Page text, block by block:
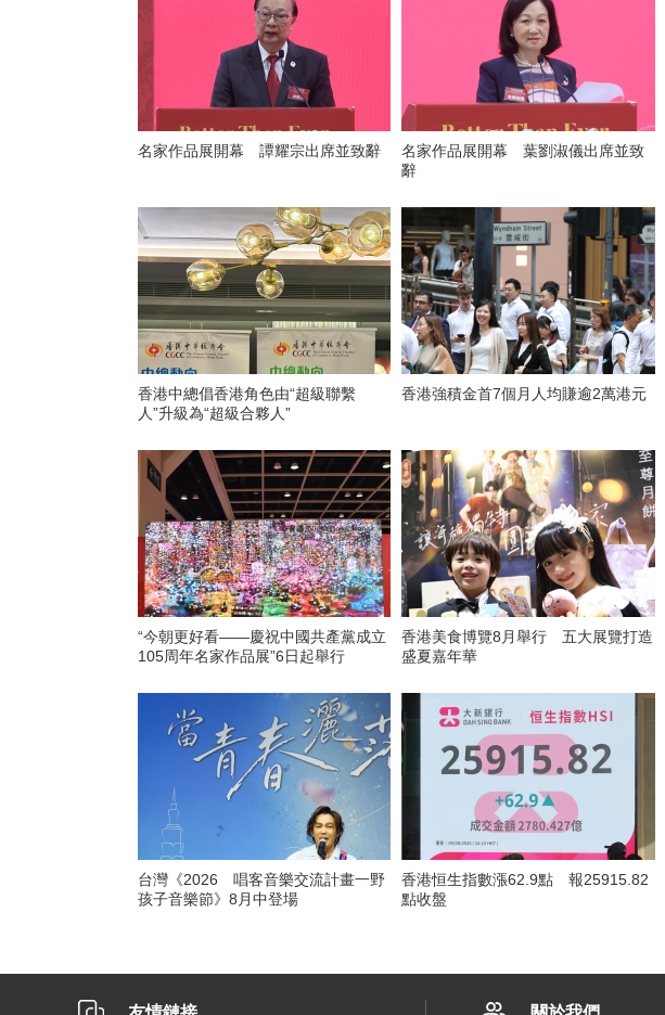
名家作品展開幕 譚耀宗出席並致辭
名家作品展開幕 葉劉淑儀出席並致
辭
香港中總倡香港角色由“超級聯繫
人”升級為“超級合夥人”
香港強積金首7個月人均賺逾2萬港元
“今朝更好看——慶祝中國共產黨成立
105周年名家作品展”6日起舉行
香港美食博覽8月舉行 五大展覽打造
盛夏嘉年華
台灣《2026 唱客音樂交流計畫一野
孩子音樂節》8月中登場
香港恒生指數漲62.9點 報25915.82
點收盤